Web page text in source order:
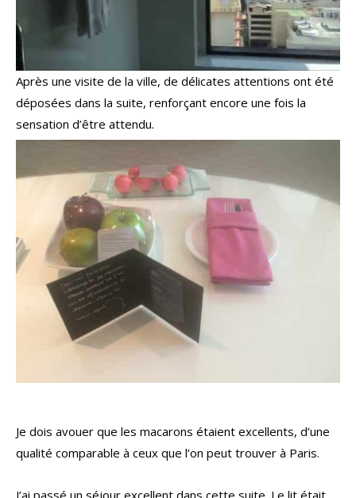
Après une visite de la ville, de délicates attentions ont été
déposées dans la suite, renforçant encore une fois la
sensation d’être attendu.
Je dois avouer que les macarons étaient excellents, d’une
qualité comparable à ceux que l’on peut trouver à Paris.
J’ai passé un séjour excellent dans cette suite. Le lit était